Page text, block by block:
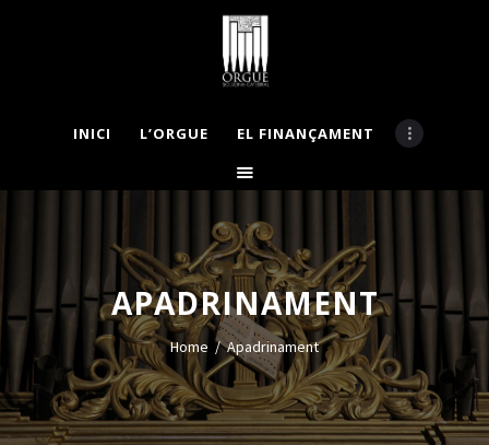
INICI L’ORGUE EL FINANÇAMENT
APADRINAMENT
Home Apadrinament
INICI
APADRINA
LA COMISSIÓ
BASES CONCURS
MECENES
NOTÍCIES
GALERIA
CONTACTE